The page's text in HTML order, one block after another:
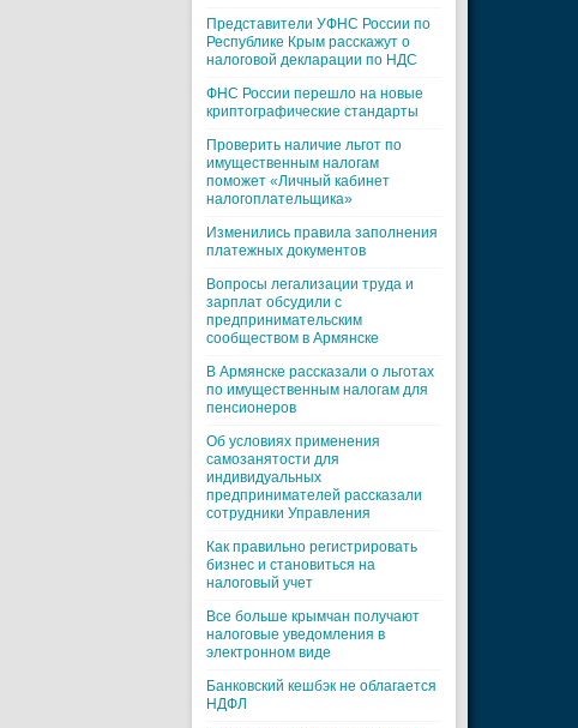
Представители УФНС России по
Республике Крым расскажут о
налоговой декларации по НДС
ФНС России перешло на новые
криптографические стандарты
Проверить наличие льгот по
имущественным налогам
поможет «Личный кабинет
налогоплательщика»
Изменились правила заполнения
платежных документов
Вопросы легализации труда и
зарплат обсудили с
предпринимательским
сообществом в Армянске
В Армянске рассказали о льготах
по имущественным налогам для
пенсионеров
Об условиях применения
самозанятости для
индивидуальных
предпринимателей рассказали
сотрудники Управления
Как правильно регистрировать
бизнес и становиться на
налоговый учет
Все больше крымчан получают
налоговые уведомления в
электронном виде
Банковский кешбэк не облагается
НДФЛ